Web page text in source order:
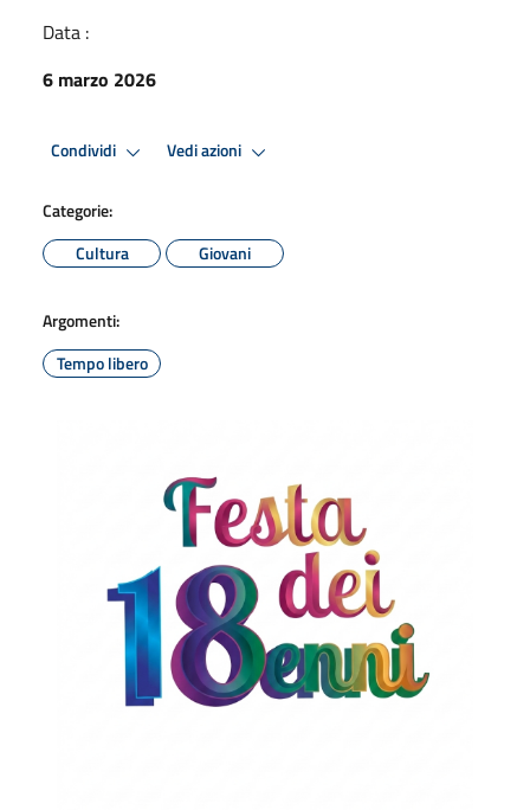
Data :
6 marzo 2026
Condividi Vedi azioni
Categorie:
Cultura
Giovani
Argomenti:
Tempo libero